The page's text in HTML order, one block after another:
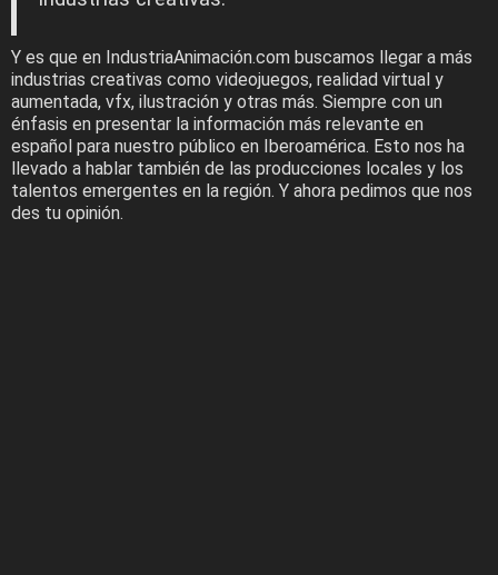
Y es que en IndustriaAnimación.com buscamos llegar a más
industrias creativas como videojuegos, realidad virtual y
aumentada, vfx, ilustración y otras más. Siempre con un
énfasis en presentar la información más relevante en
español para nuestro público en Iberoamérica. Esto nos ha
llevado a hablar también de las producciones locales y los
talentos emergentes en la región. Y ahora pedimos que nos
des tu opinión.